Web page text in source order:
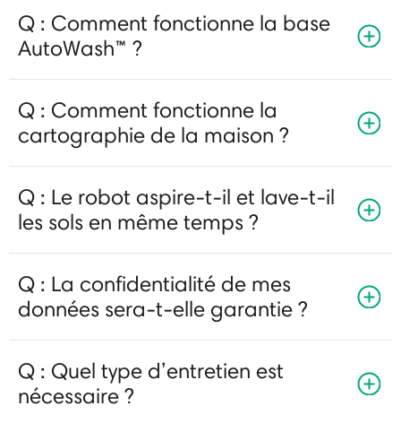
Q : Comment fonctionne la base
AutoWash™ ?
Q : Comment fonctionne la
cartographie de la maison ?
Q : Le robot aspire-t-il et lave-t-il
les sols en même temps ?
Q : La confidentialité de mes
données sera-t-elle garantie ?
Q : Quel type d’entretien est
nécessaire ?